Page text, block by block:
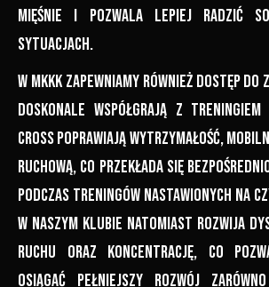
mięśnie i pozwala lepiej radzić
sytuacjach.
W MKKK zapewniamy również dostęp
doskonale współgrają z treningiem
cross poprawiają wytrzymałość,
ruchową, co przekłada się
podczas treningów nastawionych na
w naszym klubie natomiast rozwija
ruchu oraz koncentrację, co
osiągać pełniejszy rozwój